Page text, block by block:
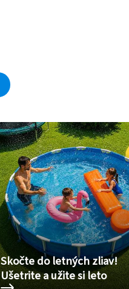
Skočte do letných zliav!
Ušetrite a užite si leto